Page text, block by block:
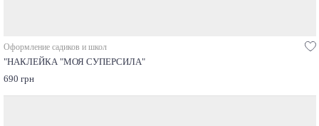
Оформление садиков и школ
"НАКЛЕЙКА "МОЯ СУПЕРСИЛА"
690 грн